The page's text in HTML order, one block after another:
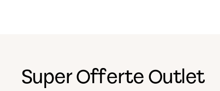
Super Offerte Outlet